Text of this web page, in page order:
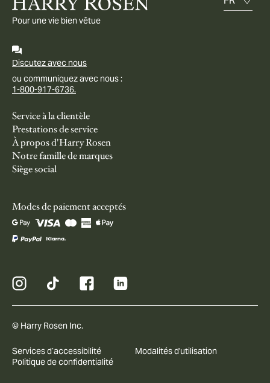
Pour une vie bien vêtue
Discutez avec nous
ou communiquez avec nous :
1-800-917-6736.
Service à la clientèle
Prestations de service
À propos d'Harry Rosen
Notre famille de marques
Siège social
Modes de paiement acceptés
© Harry Rosen Inc.
Services d’accessibilité
Modalités d'utilisation
Politique de confidentialité